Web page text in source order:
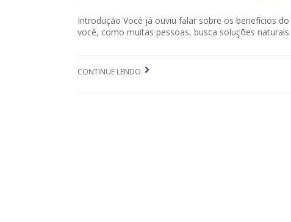
Introdução Você já ouviu falar sobre os benefícios
você, como muitas pessoas, busca soluções naturais
CONTINUE LENDO